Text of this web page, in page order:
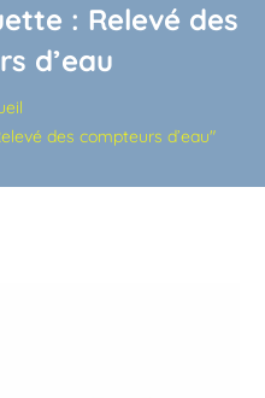
: Relevé des
d’eau
des compteurs d’eau"